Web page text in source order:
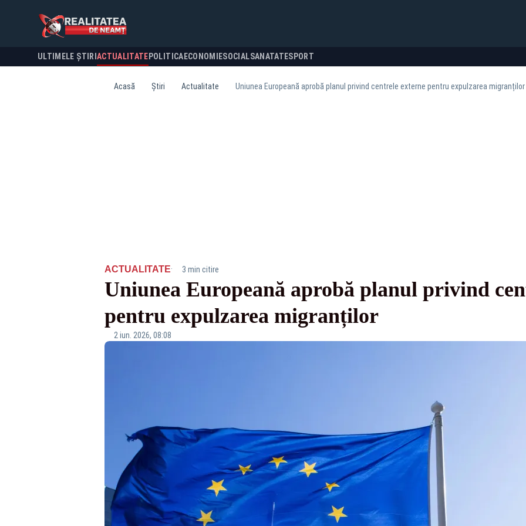
ULTIMELE ȘTIRI ACTUALITATE POLITICA ECONOMIESOCIALSANATATESPORT
Acasă Știri Actualitate Uniunea Europeană aprobă planul privind centrele externe pentru expulzarea migranților
ACTUALITATE· 3 min citire
Uniunea Europeană aprobă planul privind
pentru expulzarea migranților
2 iun. 2026, 08:08